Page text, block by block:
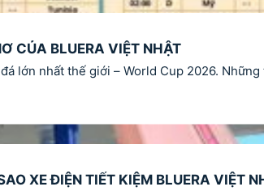
CỦA BLUERA VIỆT NHẬT
lớn nhất thế giới – World Cup 2026.
XE ĐIỆN TIẾT KIỆM BLUERA VIỆT